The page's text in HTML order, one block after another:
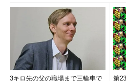
わかるSQLとデータ設計』『シェル
2011年より、地方自治体の在宅就
Microsoft Office関連の教材作成お
3キロ先の父の職場まで三輪車で 第